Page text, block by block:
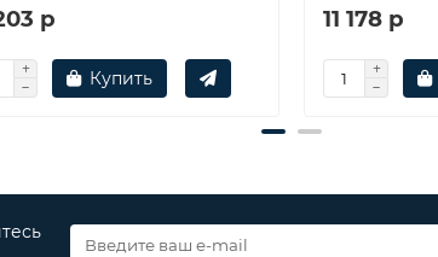
р
Купить
11 178 р